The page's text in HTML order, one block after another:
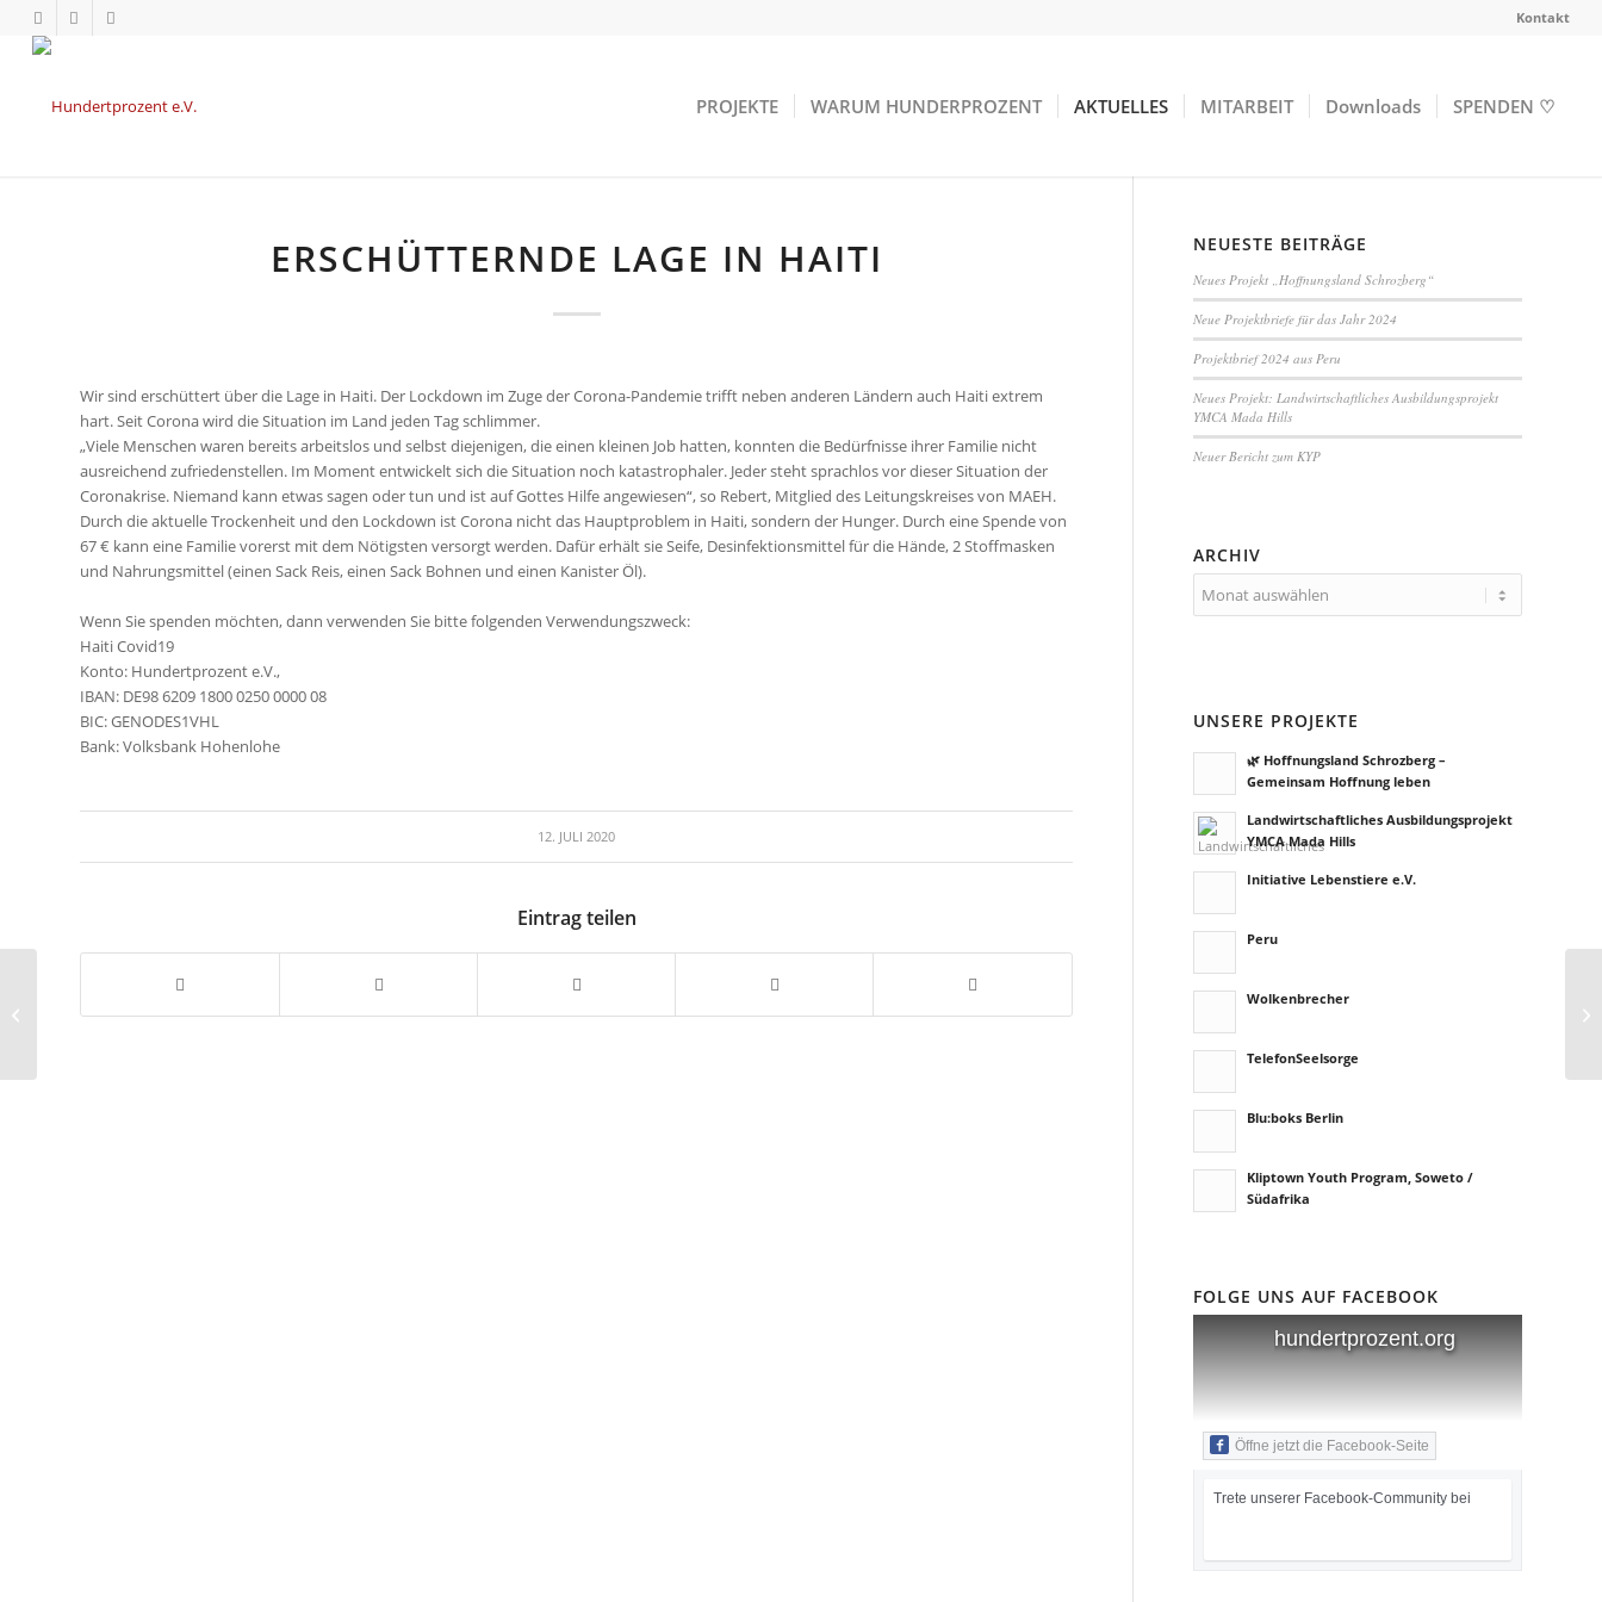
Kontakt
PROJEKTE WARUM HUNDERPROZENT AKTUELLES MITARBEIT Downloads SPENDEN ♡
ERSCHÜTTERNDE LAGE IN HAITI
Wir sind erschüttert über die Lage in Haiti. Der Lockdown im Zuge der Corona-Pandemie trifft neben anderen Ländern auch Haiti extrem
hart. Seit Corona wird die Situation im Land jeden Tag schlimmer.
„Viele Menschen waren bereits arbeitslos und selbst diejenigen, die einen kleinen Job hatten, konnten die Bedürfnisse ihrer Familie nicht
ausreichend zufriedenstellen. Im Moment entwickelt sich die Situation noch katastrophaler. Jeder steht sprachlos vor dieser Situation der
Coronakrise. Niemand kann etwas sagen oder tun und ist auf Gottes Hilfe angewiesen“, so Rebert, Mitglied des Leitungskreises von MAEH.
Durch die aktuelle Trockenheit und den Lockdown ist Corona nicht das Hauptproblem in Haiti, sondern der Hunger. Durch eine Spende von
67 € kann eine Familie vorerst mit dem Nötigsten versorgt werden. Dafür erhält sie Seife, Desinfektionsmittel für die Hände, 2 Stoffmasken
und Nahrungsmittel (einen Sack Reis, einen Sack Bohnen und einen Kanister Öl).
Wenn Sie spenden möchten, dann verwenden Sie bitte folgenden Verwendungszweck:
Haiti Covid19
Konto: Hundertprozent e.V.,
IBAN: DE98 6209 1800 0250 0000 08
BIC: GENODES1VHL
Bank: Volksbank Hohenlohe
12. JULI 2020
Eintrag teilen
NEUESTE BEITRÄGE
Neues Projekt „Hoffnungsland Schrozberg“
Neue Projektbriefe für das Jahr 2024
Projektbrief 2024 aus Peru
Neues Projekt: Landwirtschaftliches Ausbildungsprojekt
YMCA Mada Hills
Neuer Bericht zum KYP
ARCHIV
UNSERE PROJEKTE
🌿 Hoffnungsland Schrozberg –
Gemeinsam Hoffnung leben
Landwirtschaftliches Ausbildungsprojekt
YMCA Mada Hills
Initiative Lebenstiere e.V.
Peru
Wolkenbrecher
TelefonSeelsorge
Blu:boks Berlin
Kliptown Youth Program, Soweto /
Südafrika
FOLGE UNS AUF FACEBOOK
hundertprozent.org
Öffne jetzt die Facebook-Seite
Trete unserer Facebook-Community bei
Großzügige Spende für
wiederverwendbare